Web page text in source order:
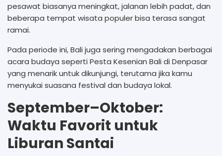
pesawat biasanya meningkat, jalanan lebih padat, dan
beberapa tempat wisata populer bisa terasa sangat
ramai.
Pada periode ini, Bali juga sering mengadakan berbagai
acara budaya seperti Pesta Kesenian Bali di Denpasar
yang menarik untuk dikunjungi, terutama jika kamu
menyukai suasana festival dan budaya lokal.
September–Oktober:
Waktu Favorit untuk
Liburan Santai